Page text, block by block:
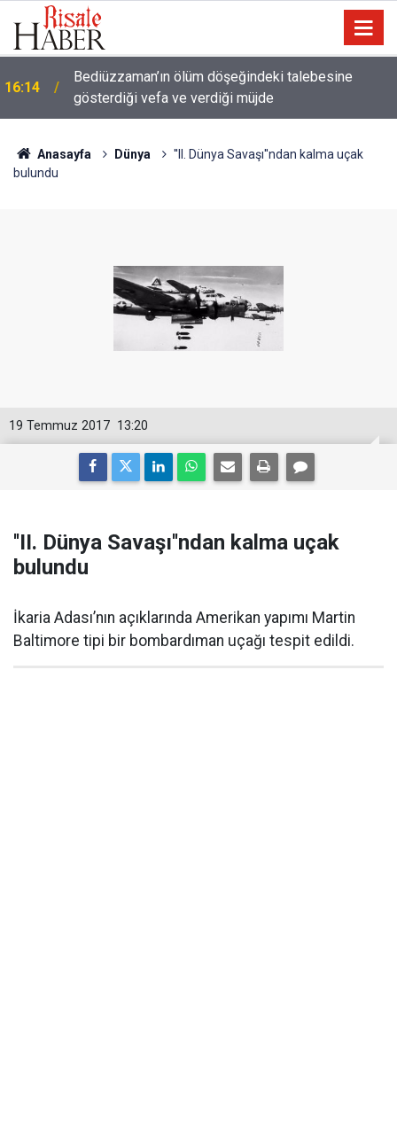
16:14
Bediüzzaman’ın ölüm döşeğindeki talebesine
gösterdiği vefa ve verdiği müjde
Anasayfa Dünya
''II. Dünya Savaşı''ndan kalma uçak
bulundu
13:20
19 Temmuz 2017
''II. Dünya Savaşı''ndan kalma uçak
bulundu
İkaria Adası’nın açıklarında Amerikan yapımı Martin
Baltimore tipi bir bombardıman uçağı tespit edildi.